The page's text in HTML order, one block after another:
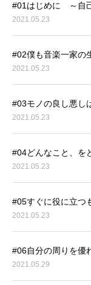
#01はじめに ～自
2021.05.23
#02僕も音楽一家の
2021.05.23
#03モノの良し悪し
2021.05.23
#04どんなこと、を
2021.05.23
#05すぐに役に立つ
2021.05.23
#06自分の周りを優
2021.05.29